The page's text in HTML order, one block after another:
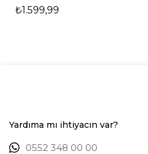
₺1.599,99
Yardıma mı ihtiyacın var?
0552 348 00 00